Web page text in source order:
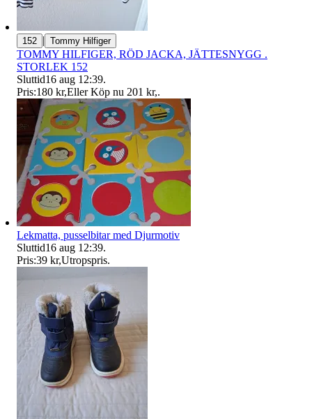
152 | Tommy Hilfiger
TOMMY HILFIGER, RÖD JACKA, JÄTTESNYGG .
STORLEK 152
Sluttid16 aug 12:39.
Pris:180 kr,Eller Köp nu 201 kr,.
Lekmatta, pusselbitar med Djurmotiv
Sluttid16 aug 12:39.
Pris:39 kr,Utropspris.